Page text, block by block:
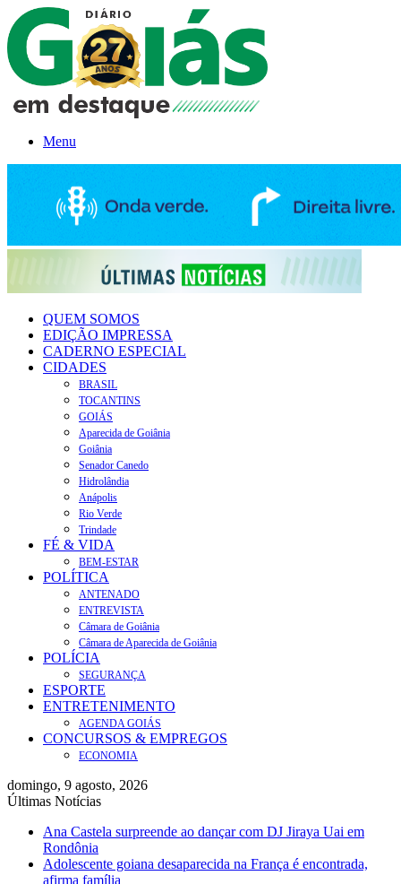
Menu
QUEM SOMOS
EDIÇÃO IMPRESSA
CADERNO ESPECIAL
CIDADES
BRASIL
TOCANTINS
GOIÁS
Aparecida de Goiânia
Goiânia
Senador Canedo
Hidrolândia
Anápolis
Rio Verde
Trindade
FÉ & VIDA
BEM-ESTAR
POLÍTICA
ANTENADO
ENTREVISTA
Câmara de Goiânia
Câmara de Aparecida de Goiânia
POLÍCIA
SEGURANÇA
ESPORTE
ENTRETENIMENTO
AGENDA GOIÁS
CONCURSOS & EMPREGOS
ECONOMIA
domingo, 9 agosto, 2026
Últimas Notícias
Ana Castela surpreende ao dançar com DJ Jiraya Uai em
Rondônia
Adolescente goiana desaparecida na França é encontrada,
afirma família